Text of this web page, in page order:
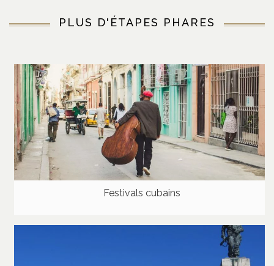
PLUS D'ÉTAPES PHARES
Festivals cubains